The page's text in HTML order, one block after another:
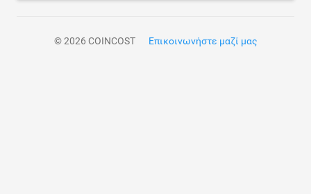
© 2026 COINCOST Επικοινωνήστε μαζί μας